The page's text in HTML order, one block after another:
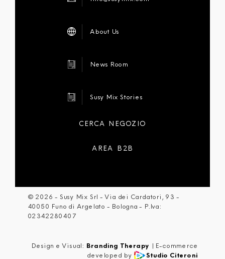
About Us
News Room
Susy Mix Stories
CERCA NEGOZIO
AREA B2B
© 2026 - Susy Mix Srl - Via dei Cardatori, 93 -
40050 Funo di Argelato - Bologna - P.Iva:
02342280407
Design e Visual: Branding Therapy | E-commerce
developed by
Studio Citeroni